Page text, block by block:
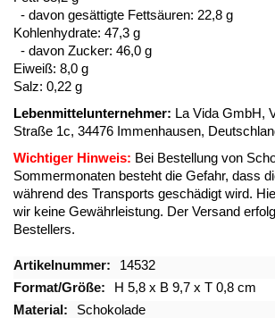
- davon gesättigte Fettsäuren: 22,8 g
Kohlenhydrate: 47,3 g
- davon Zucker: 46,0 g
Eiweiß: 8,0 g
Salz: 0,22 g
Lebenmittelunternehmer: La Vida GmbH,
Straße 1c, 34476 Immenhausen,
Wichtiger Hinweis: Bei Bestellung von
Sommermonaten besteht die Gefahr, dass
während des Transports geschädigt wird.
wir keine Gewährleistung. Der Versand
Bestellers.
Mehr
Informationen
14532
H 5,8 x B 9,7 x T 0,8 cm
Schokolade